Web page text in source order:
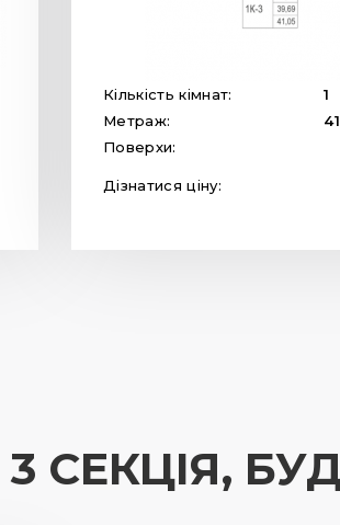
Кількість кімнат:
1
Метраж:
Поверхи:
Дізнатися ціну:
3 СЕКЦІЯ,